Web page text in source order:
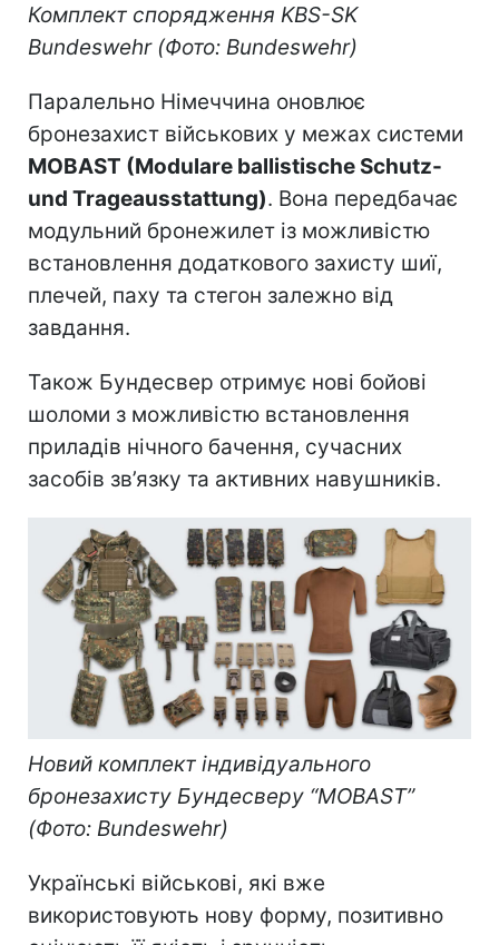
Комплект спорядження KBS-SK
Bundeswehr (Фото: Bundeswehr)
Паралельно Німеччина оновлює
бронезахист військових у межах системи
MOBAST (Modulare ballistische Schutz-
und Trageausstattung). Вона передбачає
модульний бронежилет із можливістю
встановлення додаткового захисту шиї,
плечей, паху та стегон залежно від
завдання.
Також Бундесвер отримує нові бойові
шоломи з можливістю встановлення
приладів нічного бачення, сучасних
засобів зв’язку та активних навушників.
Новий комплект індивідуального
бронезахисту Бундесверу “MOBAST”
(Фото: Bundeswehr)
Українські військові, які вже
використовують нову форму, позитивно